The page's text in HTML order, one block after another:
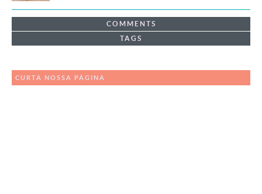
COMMENTS
TAGS
CURTA NOSSA PÁGINA